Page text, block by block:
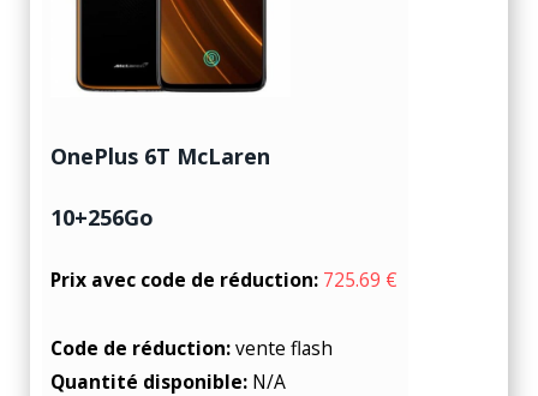
OnePlus 6T McLaren
10+256Go
Prix avec code de réduction: 725.69 €
Code de réduction:vente flash
Quantité disponible: N/A